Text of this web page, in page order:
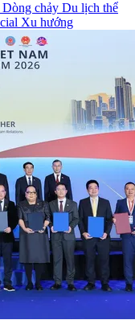
Dòng chảy Du lịch thể
Xu hướng